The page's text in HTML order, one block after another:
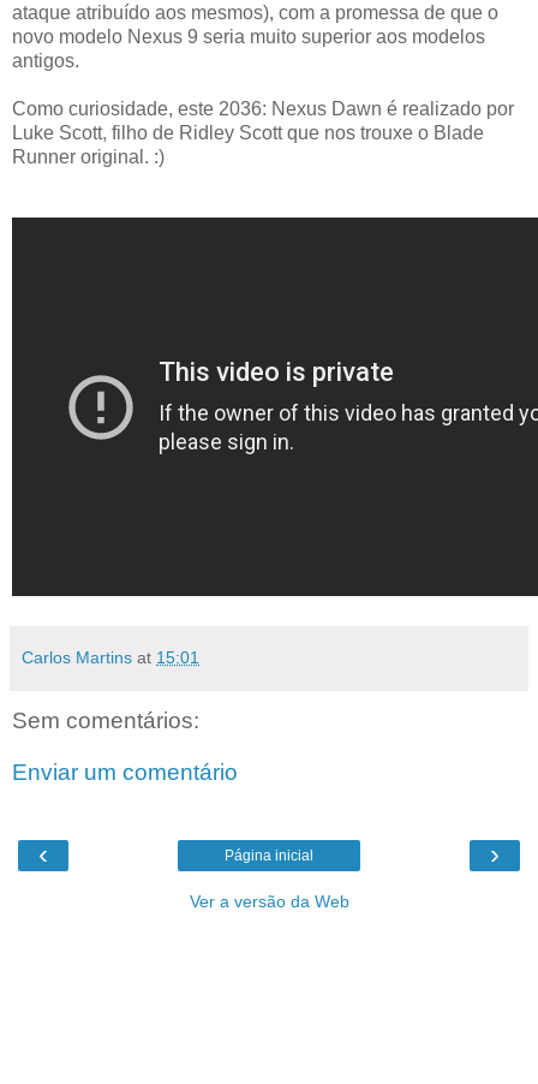
ataque atribuído aos mesmos), com a promessa de que o
novo modelo Nexus 9 seria muito superior aos modelos
antigos.
Como curiosidade, este 2036: Nexus Dawn é realizado por
Luke Scott, filho de Ridley Scott que nos trouxe o Blade
Runner original. :)
Carlos Martins at 15:01
Sem comentários:
Enviar um comentário
‹ ›
Página inicial
Ver a versão da Web